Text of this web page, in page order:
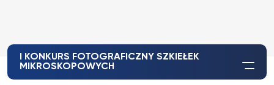
I KONKURS FOTOGRAFICZNY SZKIEŁEK
MIKROSKOPOWYCH